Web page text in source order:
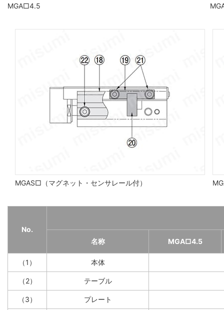
MGA□4.5
MGAS□（マグネット・センサレール付）
No.
名称
MGA□4.5
（1） 本体
（2） テーブル
（3） プレート